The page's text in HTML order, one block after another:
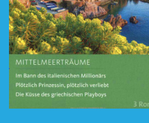
Blumen Abo
eBook Abo